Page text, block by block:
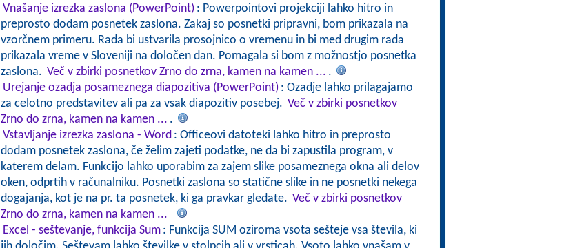
Vnašanje izrezka zaslona (PowerPoint) : Powerpointovi projekciji lahko hitro in
preprosto dodam posnetek zaslona. Zakaj so posnetki pripravni, bom prikazala na
vzorčnem primeru. Rada bi ustvarila prosojnico o vremenu in bi med drugim rada
prikazala vreme v Sloveniji na določen dan. Pomagala si bom z možnostjo posnetka
zaslona. Več v zbirki posnetkov Zrno do zrna, kamen na kamen ... .
Urejanje ozadja posameznega diapozitiva (PowerPoint) : Ozadje lahko prilagajamo
za celotno predstavitev ali pa za vsak diapozitiv posebej. Več v zbirki posnetkov
Zrno do zrna, kamen na kamen ... .
Vstavljanje izrezka zaslona - Word : Officeovi datoteki lahko hitro in preprosto
dodam posnetek zaslona, če želim zajeti podatke, ne da bi zapustila program, v
katerem delam. Funkcijo lahko uporabim za zajem slike posameznega okna ali delov
oken, odprtih v računalniku. Posnetki zaslona so statične slike in ne posnetki nekega
dogajanja, kot je na pr. ta posnetek, ki ga pravkar gledate. Več v zbirki posnetkov
Zrno do zrna, kamen na kamen ...
Excel - seštevanje, funkcija Sum : Funkcija SUM oziroma vsota sešteje vsa števila, ki